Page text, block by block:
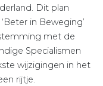
Dit plan
in Beweging’
met de
Specialismen
wijzigingen in het
rijtje.